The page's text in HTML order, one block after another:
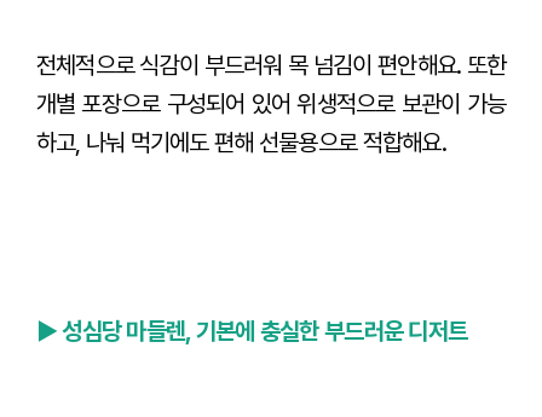
전체적으로 식감이 부드러워 목 넘김이 편안해요. 또한
개별 포장으로 구성되어 있어 위생적으로 보관이 가능
하고, 나눠 먹기에도 편해 선물용으로 적합해요.
► 성심당 마들렌, 기본에 충실한 부드러운 디저트